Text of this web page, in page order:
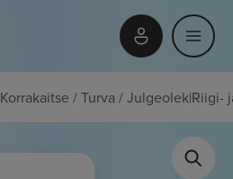
Korrakaitse / Turva / Julgeolek|Riigi-